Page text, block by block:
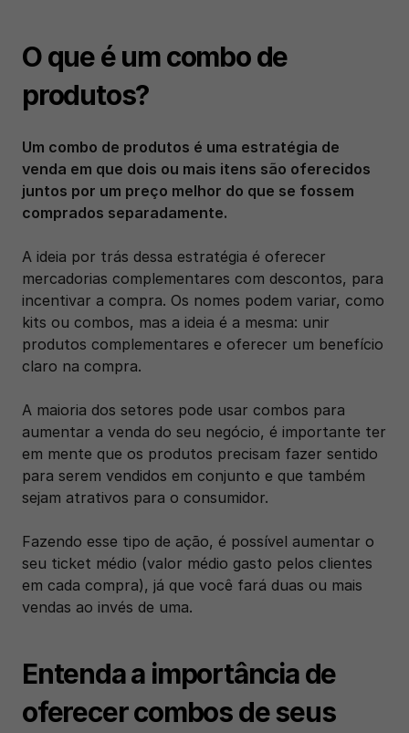
O que é um combo de
produtos?
Um combo de produtos é uma estratégia de
venda em que dois ou mais itens são oferecidos
juntos por um preço melhor do que se fossem
comprados separadamente.
A ideia por trás dessa estratégia é oferecer
mercadorias complementares com descontos, para
incentivar a compra. Os nomes podem variar, como
kits ou combos, mas a ideia é a mesma: unir
produtos complementares e oferecer um benefício
claro na compra.
A maioria dos setores pode usar combos para
aumentar a venda do seu negócio, é importante ter
em mente que os produtos precisam fazer sentido
para serem vendidos em conjunto e que também
sejam atrativos para o consumidor.
‍Fazendo esse tipo de ação, é possível aumentar o
seu ticket médio (valor médio gasto pelos clientes
em cada compra), já que você fará duas ou mais
vendas ao invés de uma.
Entenda a importância de
oferecer combos de seus